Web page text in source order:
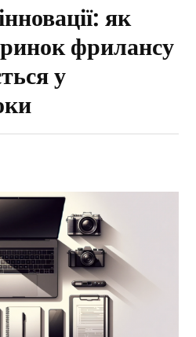
як
фрилансу
у